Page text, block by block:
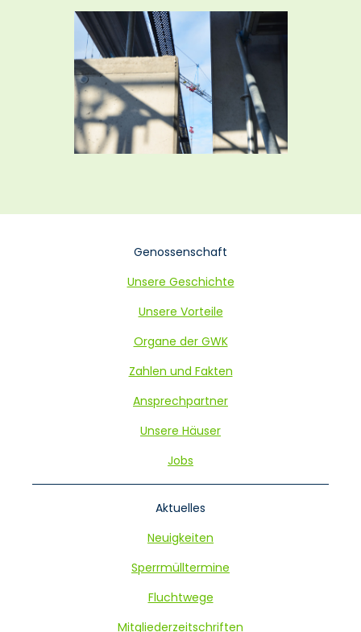
Genossenschaft
Unsere Geschichte
Unsere Vorteile
Organe der GWK
Zahlen und Fakten
Ansprechpartner
Unsere Häuser
Jobs
Aktuelles
Neuigkeiten
Sperrmülltermine
Fluchtwege
Mitgliederzeitschriften